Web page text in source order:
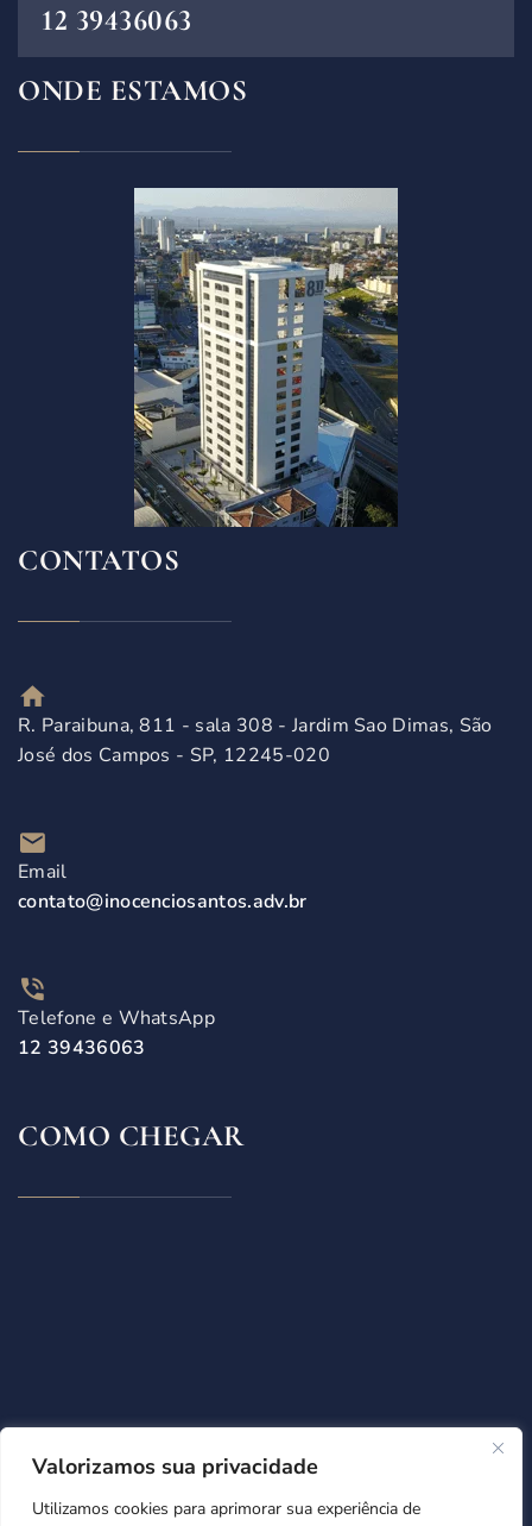
Valorizamos sua privacidade
Utilizamos cookies para aprimorar sua experiência de
12 39436063
ONDE ESTAMOS
CONTATOS
R. Paraibuna, 811 - sala 308 - Jardim Sao Dimas, São
José dos Campos - SP, 12245-020
Email
contato@inocenciosantos.adv.br
Telefone e WhatsApp
12 39436063​
COMO CHEGAR